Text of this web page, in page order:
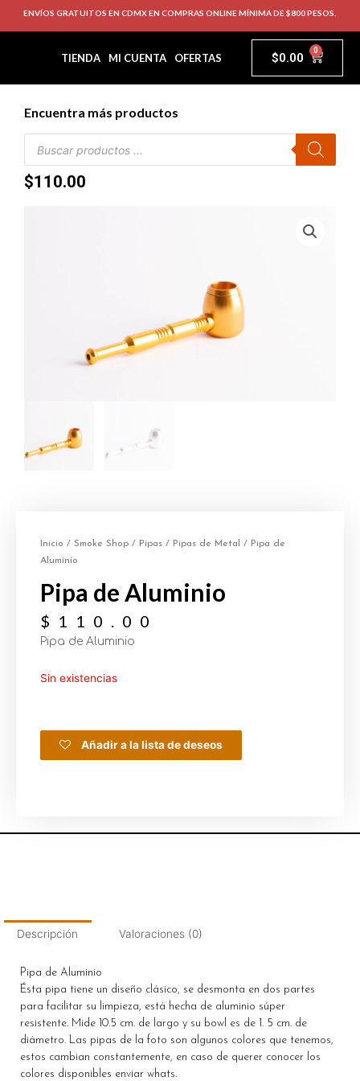
ENVÍOS GRATUITOS EN CDMX EN COMPRAS ONLINE MÍNIMA DE $800 PESOS.
TIENDA MI CUENTA OFERTAS $0.00 0
Encuentra más productos
$110.00
Inicio / Smoke Shop / Pipas / Pipas de Metal / Pipa de
Aluminio
Pipa de Aluminio
$ 110.00
Pipa de Aluminio
Sin existencias
Añadir a la lista de deseos
Descripción Valoraciones (0)
Pipa de Aluminio
Ésta pipa tiene un diseño clásico, se desmonta en dos partes
para facilitar su limpieza, está hecha de aluminio súper
resistente. Mide 10.5 cm. de largo y su bowl es de 1. 5 cm. de
diámetro. Las pipas de la foto son algunos colores que tenemos,
estos cambian constantemente, en caso de querer conocer los
colores disponibles enviar whats.